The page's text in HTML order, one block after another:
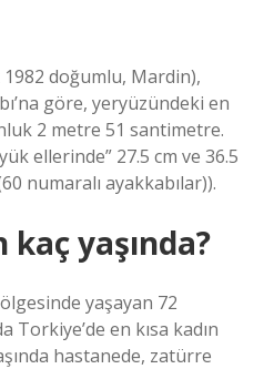
doğumlu, Mardin),
göre, yeryüzündeki en
2 metre 51 santimetre.
ellerinde” 27.5 cm ve 36.5
numaralı ayakkabılar)).
yaşında?
yaşayan 72
en kısa kadın
hastanede, zatürre